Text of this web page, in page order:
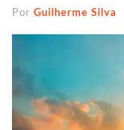
Por Guilherme Silva